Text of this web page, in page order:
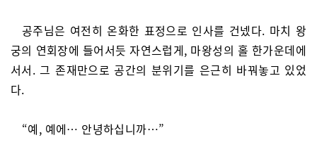
공주님은 여전히 온화한 표정으로 인사를 건넸다. 마치 왕
궁의 연회장에 들어서듯 자연스럽게, 마왕성의 홀 한가운데에
서서. 그 존재만으로 공간의 분위기를 은근히 바꿔놓고 있었
다.
“예, 예에… 안녕하십니까…”